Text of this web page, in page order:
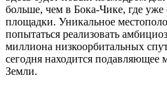
больше, чем в Бока-Чике, где уже
площадки. Уникальное
попытаться реализовать
миллиона низкоорбитальных
сегодня находится подавляющее
Земли.